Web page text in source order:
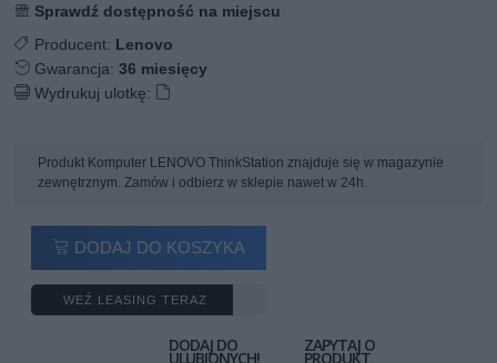
Sprawdź dostępność na miejscu
Producent: Lenovo
Gwarancja:36 miesięcy
Wydrukuj ulotkę:
Produkt Komputer LENOVO ThinkStation znajduje się w magazynie
zewnętrznym. Zamów i odbierz w sklepie nawet w 24h.
DODAJ DO KOSZYKA
WEŹ LEASING TERAZ
DODAJ DO
ULUBIONYCH!
ZAPYTAJ O
PRODUKT